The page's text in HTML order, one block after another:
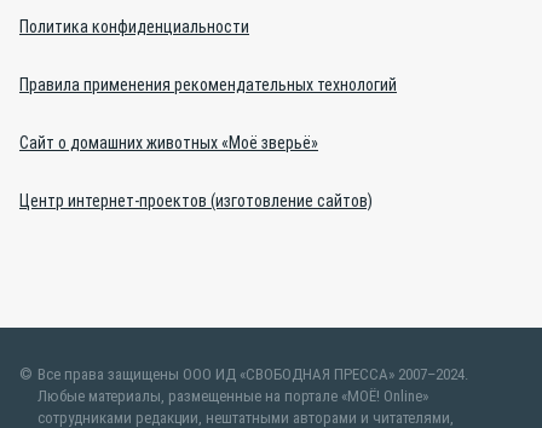
Политика конфиденциальности
Правила применения рекомендательных технологий
Сайт о домашних животных «Моё зверьё»
Центр интернет-проектов (изготовление сайтов)
Все права защищены ООО ИД «СВОБОДНАЯ ПРЕССА» 2007–2024.
Любые материалы, размещенные на портале «МОЁ! Online»
сотрудниками редакции, нештатными авторами и читателями,